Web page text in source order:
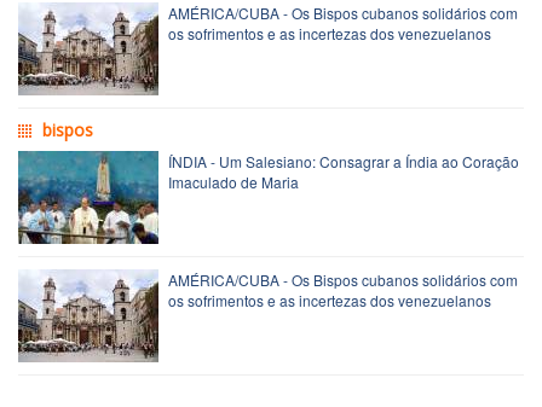
AMÉRICA/CUBA - Os Bispos cubanos solidários com
os sofrimentos e as incertezas dos venezuelanos
bispos
ÍNDIA - Um Salesiano: Consagrar a Índia ao Coração
Imaculado de Maria
AMÉRICA/CUBA - Os Bispos cubanos solidários com
os sofrimentos e as incertezas dos venezuelanos